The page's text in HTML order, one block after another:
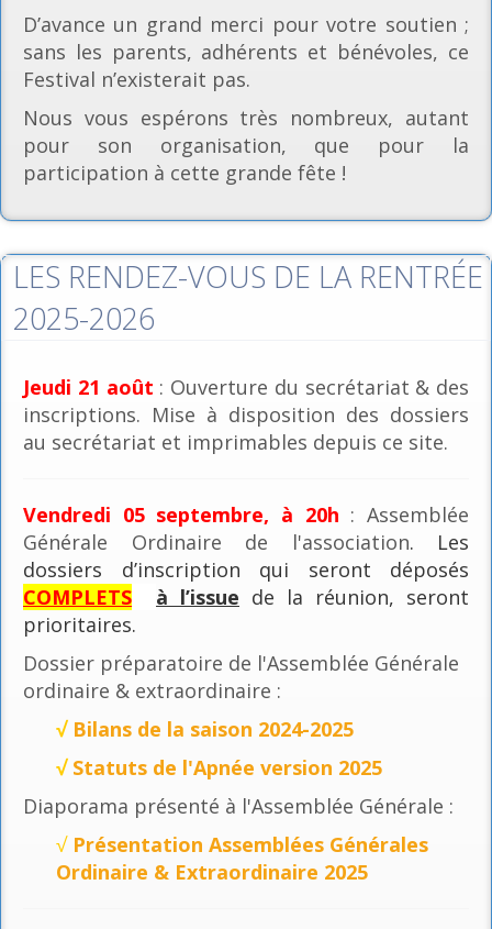
D’avance un grand merci pour votre soutien ;
sans les parents, adhérents et bénévoles, ce
Festival n’existerait pas.
Nous vous espérons très nombreux, autant
pour son organisation, que pour la
participation à cette grande fête !
LES RENDEZ-VOUS DE LA RENTRÉE
2025-2026
Jeudi 21 août : Ouverture du secrétariat & des
inscriptions. Mise à disposition des dossiers
au secrétariat et imprimables depuis ce site.
Vendredi 05 septembre, à 20h : Assemblée
Générale Ordinaire de l'association. Les
dossiers d’inscription qui seront déposés
COMPLETS
à l’issue de la réunion, seront
prioritaires.
Dossier préparatoire de l'Assemblée Générale
ordinaire & extraordinaire :
√ Bilans de la saison 2024-2025
√ Statuts de l'Apnée version 2025
Diaporama présenté à l'Assemblée Générale :
√ Présentation Assemblées Générales
Ordinaire & Extraordinaire 2025